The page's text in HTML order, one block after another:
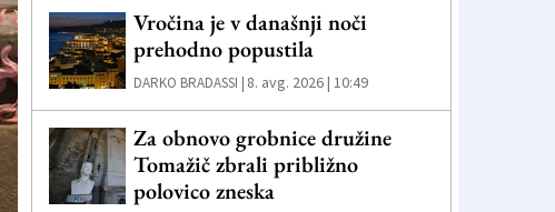
Vročina je v današnji noči
prehodno popustila
DARKO BRADASSI | 8. avg. 2026 | 10:49
Za obnovo grobnice družine
Tomažič zbrali približno
polovico zneska